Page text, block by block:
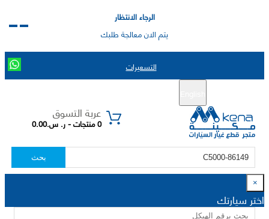
الرجاء الانتظار
يتم الان معالجة طلبك
التسعيرات
عربة التسوق
0 منتجات - ر. س.0.00
بحث
×
اختر سيارتك